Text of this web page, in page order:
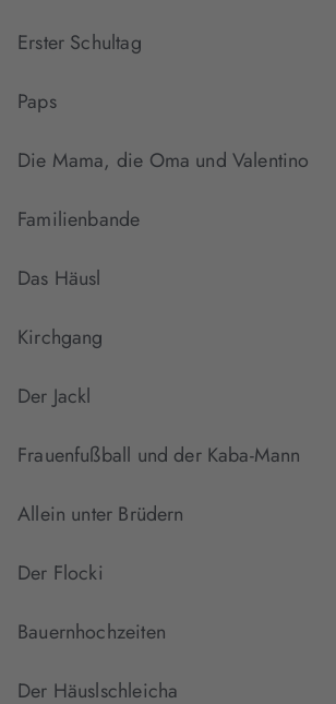
Erster Schultag
Paps
Die Mama, die Oma und Valentino
Familienbande
Das Häusl
Kirchgang
Der Jackl
Frauenfußball und der Kaba-Mann
Allein unter Brüdern
Der Flocki
Bauernhochzeiten
Der Häuslschleicha